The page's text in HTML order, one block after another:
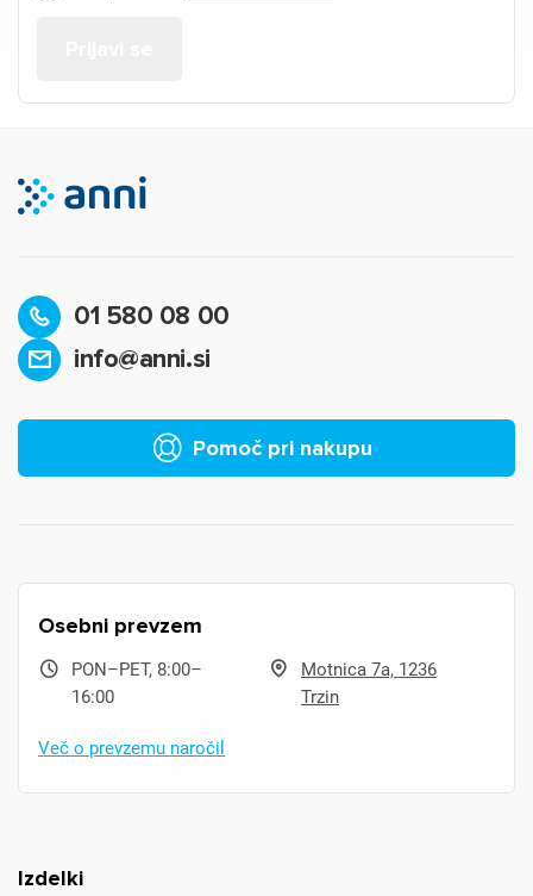
01 580 08 00
info@anni.si
Pomoč pri nakupu
Izdelki
Osebni prevzem
PON–PET, 8:00–
16:00
Motnica 7a, 1236
Trzin
Več o prevzemu naročil
Prijava
Za dodajanje na seznam želja morate biti prijavljeni.